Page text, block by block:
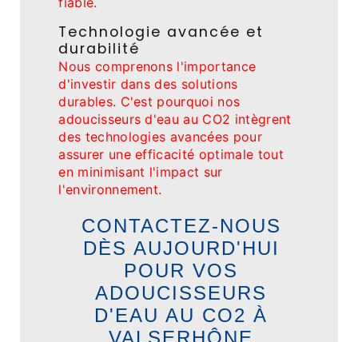
Technologie avancée et
durabilité
Nous comprenons l'importance
d'investir dans des solutions
durables. C'est pourquoi nos
adoucisseurs d'eau au CO2 intègrent
des technologies avancées pour
assurer une efficacité optimale tout
en minimisant l'impact sur
l'environnement.
CONTACTEZ-NOUS
DÈS AUJOURD'HUI
POUR VOS
ADOUCISSEURS
D'EAU AU CO2 À